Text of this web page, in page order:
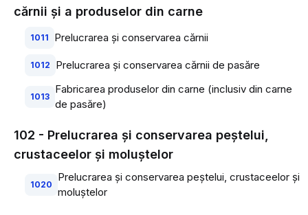
cărnii şi a produselor din carne
1011 Prelucrarea şi conservarea cărnii
1012 Prelucrarea şi conservarea cărnii de pasăre
1013
Fabricarea produselor din carne (inclusiv din carne
de pasăre)
102 - Prelucrarea şi conservarea peştelui,
crustaceelor şi moluştelor
1020
Prelucrarea şi conservarea peştelui, crustaceelor şi
moluştelor